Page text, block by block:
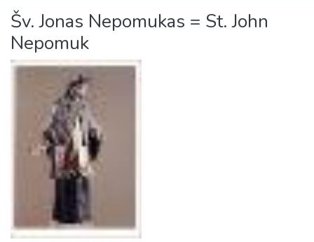
Šv. Jonas Nepomukas = St. John
Nepomuk